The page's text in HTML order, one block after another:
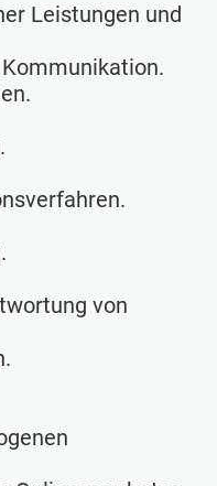
Leistungen und
von